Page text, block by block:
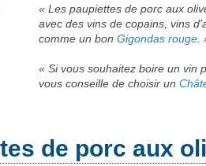
« Les paupiettes de porc aux
avec des vins de copains, vins
comme un bon Gigondas rouge.
« Si vous souhaitez boire un vin
vous conseille de choisir un
de porc aux